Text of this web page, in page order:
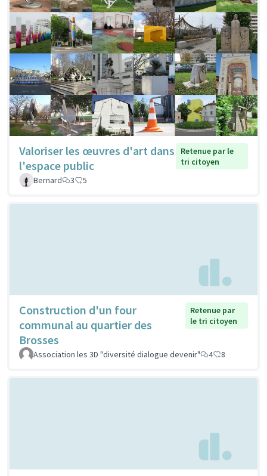
Valoriser les œuvres d'art dans
l'espace public
Retenue par le
tri citoyen
Bernard
3 5
Construction d'un four
communal au quartier des
Brosses
Retenue par
le tri citoyen
Association les 3D "diversité dialogue devenir" 4 8